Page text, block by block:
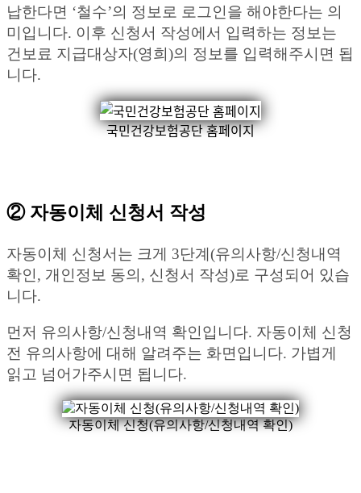
납한다면 ‘철수’의 정보로 로그인을 해야한다는 의
미입니다. 이후 신청서 작성에서 입력하는 정보는
건보료 지급대상자(영희)의 정보를 입력해주시면 됩
니다.
국민건강보험공단 홈페이지
② 자동이체 신청서 작성
자동이체 신청서는 크게 3단계(유의사항/신청내역
확인, 개인정보 동의, 신청서 작성)로 구성되어 있습
니다.
먼저 유의사항/신청내역 확인입니다. 자동이체 신청
전 유의사항에 대해 알려주는 화면입니다. 가볍게
읽고 넘어가주시면 됩니다.
자동이체 신청(유의사항/신청내역 확인)